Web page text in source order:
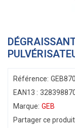
Référence:
EAN13 :
Marque: GEB